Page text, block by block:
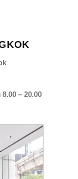
– 20.00